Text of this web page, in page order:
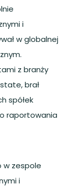
i
w globalnej
z branży
brał
spółek
raportowania
w zespole
i